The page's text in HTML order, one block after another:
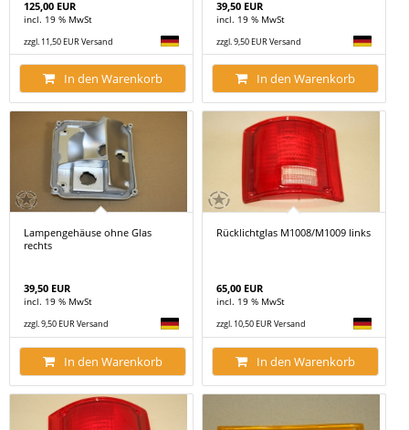
125,00 EUR
incl. 19 % MwSt
zzgl. 11,50 EUR Versand
In den Warenkorb
39,50 EUR
incl. 19 % MwSt
zzgl. 9,50 EUR Versand
In den Warenkorb
Lampengehäuse ohne Glas
rechts
39,50 EUR
incl. 19 % MwSt
zzgl. 9,50 EUR Versand
In den Warenkorb
Rücklichtglas M1008/M1009 links
65,00 EUR
incl. 19 % MwSt
zzgl. 10,50 EUR Versand
In den Warenkorb